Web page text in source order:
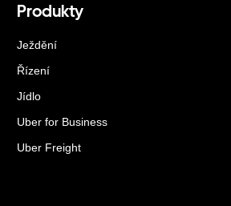
Produkty
Ježdění
Řízení
Jídlo
Uber for Business
Uber Freight